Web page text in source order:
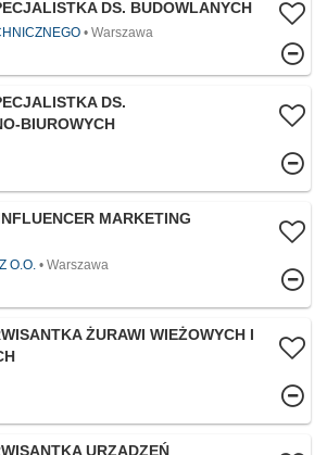
DS. BUDOWLANYCH
Warszawa
DS.
BIUROWYCH
MARKETING
O.O.
Warszawa
ŻURAWI WIEŻOWYCH I
URZĄDZEŃ